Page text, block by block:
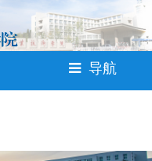
(CHN-VIP
Website<
导航